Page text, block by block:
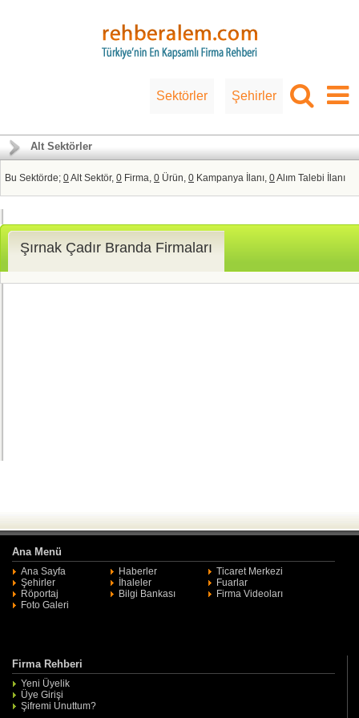
Sektörler Şehirler
Alt Sektörler
Bu Sektörde; 0Alt Sektör, 0 Firma, 0 Ürün, 0 Kampanya İlanı, 0Alım Talebi İlanı
Şırnak Çadır Branda Firmaları
Ana Menü
Ana Sayfa Haberler
Ticaret Merkezi
Şehirler
İhaleler
Fuarlar
Röportaj
Bilgi Bankası
Firma Videoları
Foto Galeri
Firma Rehberi
Yeni Üyelik
Üye Girişi
Şifremi Unuttum?